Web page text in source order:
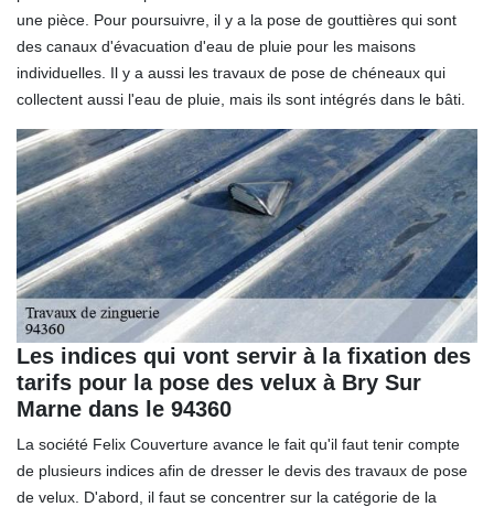
une pièce. Pour poursuivre, il y a la pose de gouttières qui sont
des canaux d'évacuation d'eau de pluie pour les maisons
individuelles. Il y a aussi les travaux de pose de chéneaux qui
collectent aussi l'eau de pluie, mais ils sont intégrés dans le bâti.
Les indices qui vont servir à la fixation des
tarifs pour la pose des velux à Bry Sur
Marne dans le 94360
La société Felix Couverture avance le fait qu'il faut tenir compte
de plusieurs indices afin de dresser le devis des travaux de pose
de velux. D'abord, il faut se concentrer sur la catégorie de la